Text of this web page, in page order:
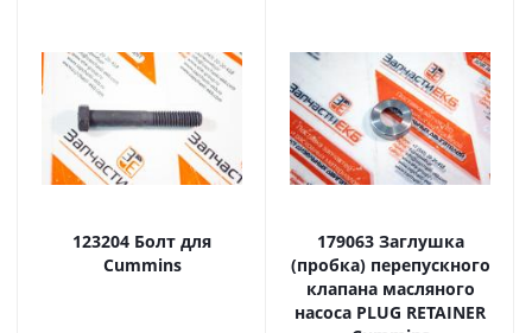
123204 Болт для
Cummins
179063 Заглушка
(пробка) перепускного
клапана масляного
насоса PLUG RETAINER